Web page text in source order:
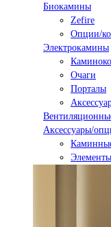
Биокамины
Zefire
Опции/
Электрокамины
Очаги
Порталы
Аксессуары/